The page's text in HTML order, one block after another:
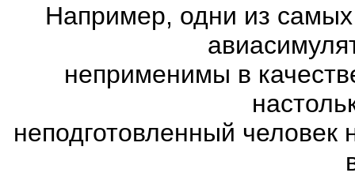
Например, одни из
неприменимы в
неподготовленный